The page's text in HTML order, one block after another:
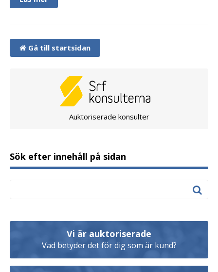
Gå till startsidan
Auktoriserade konsulter
Sök efter innehåll på sidan
Vi är auktoriserade
Vad betyder det för dig som är kund?